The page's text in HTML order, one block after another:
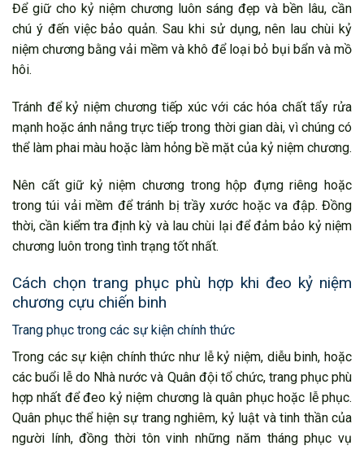
Để giữ cho kỷ niệm chương luôn sáng đẹp và bền lâu, cần
chú ý đến việc bảo quản. Sau khi sử dụng, nên lau chùi kỷ
niệm chương bằng vải mềm và khô để loại bỏ bụi bẩn và mồ
hôi.
Tránh để kỷ niệm chương tiếp xúc với các hóa chất tẩy rửa
mạnh hoặc ánh nắng trực tiếp trong thời gian dài, vì chúng có
thể làm phai màu hoặc làm hỏng bề mặt của kỷ niệm chương.
Nên cất giữ kỷ niệm chương trong hộp đựng riêng hoặc
trong túi vải mềm để tránh bị trầy xước hoặc va đập. Đồng
thời, cần kiểm tra định kỳ và lau chùi lại để đảm bảo kỷ niệm
chương luôn trong tình trạng tốt nhất.
Cách chọn trang phục phù hợp khi đeo kỷ niệm
chương cựu chiến binh
Trang phục trong các sự kiện chính thức
Trong các sự kiện chính thức như lễ kỷ niệm, diễu binh, hoặc
các buổi lễ do Nhà nước và Quân đội tổ chức, trang phục phù
hợp nhất để đeo kỷ niệm chương là quân phục hoặc lễ phục.
Quân phục thể hiện sự trang nghiêm, kỷ luật và tinh thần của
người lính, đồng thời tôn vinh những năm tháng phục vụ